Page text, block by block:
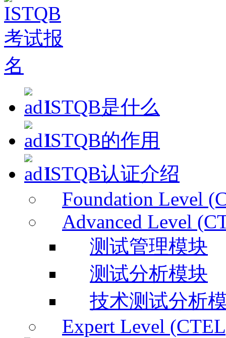
ISTQB是什么
ISTQB的作用
ISTQB认证介绍
Foundation Level
Advanced Level
测试管理模块
测试分析模块
技术测试分析
Expert Level